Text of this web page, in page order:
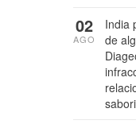
India
de
02
AGO